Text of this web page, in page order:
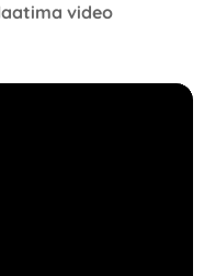
video